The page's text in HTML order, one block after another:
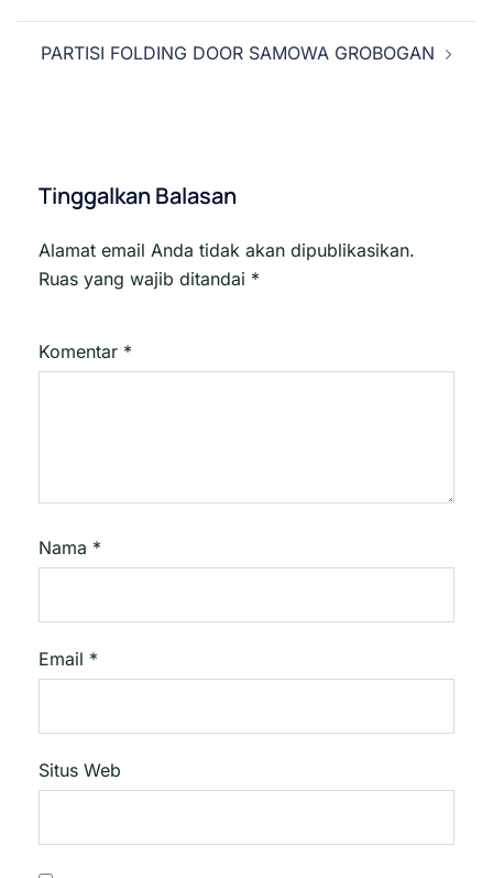
PARTISI FOLDING DOOR SAMOWA GROBOGAN
Tinggalkan Balasan
Alamat email Anda tidak akan dipublikasikan.
Ruas yang wajib ditandai *
Komentar *
Nama *
Email *
Situs Web